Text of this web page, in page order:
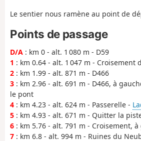
Le sentier nous ramène au point de
Points de passage
D/A : km 0 - alt. 1 080 m - D59
1 : km 0.64 - alt. 1 047 m - Croisement
2 : km 1.99 - alt. 871 m - D466
3 : km 2.96 - alt. 691 m - D466, à
le pont
4 : km 4.23 - alt. 624 m - Passerelle -
5 : km 4.93 - alt. 671 m - Quitter la
6 : km 5.76 - alt. 791 m - Croisement,
7 : km 6.8 - alt. 994 m - Ruines du